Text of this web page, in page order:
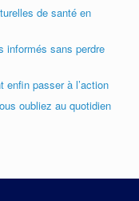
de santé en
informés sans perdre
enfin passer à l’action
oubliez au quotidien